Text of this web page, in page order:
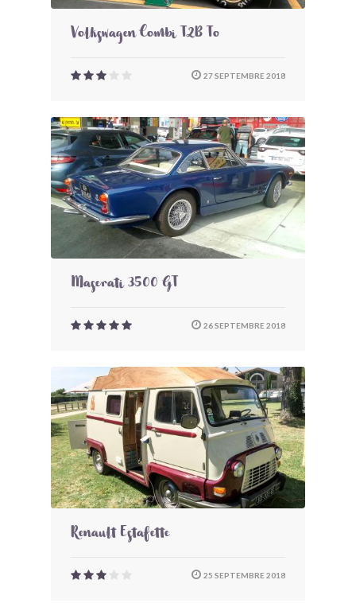
Volkswagen Combi T2B To
27 SEPTEMBRE 2018
Maserati 3500 GT
26 SEPTEMBRE 2018
Renault Estafette
25 SEPTEMBRE 2018